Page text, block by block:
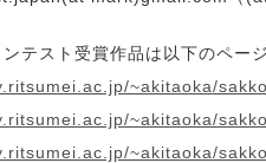
テスト受賞作品は以下のペー
~akitaoka/
~akitaoka/
~akitaoka/